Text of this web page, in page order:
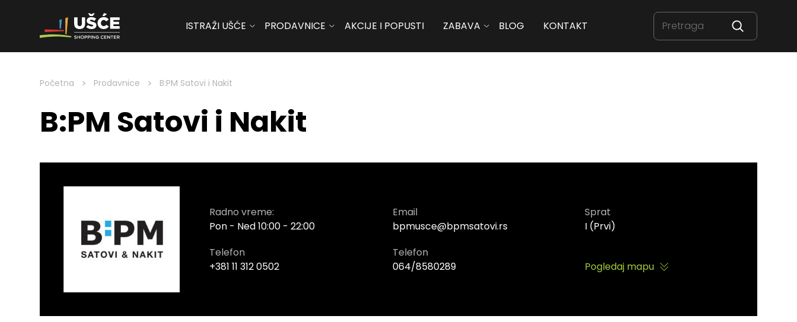
Skip to content
ISTRAŽI UŠĆE PRODAVNICE AKCIJE I POPUSTI ZABAVA BLOG KONTAKT
Početna > Prodavnice > B:PM Satovi i Nakit
B:PM Satovi i Nakit
Radno vreme:
Pon - Ned 10:00 - 22:00
Email
bpmusce@bpmsatovi.rs
Sprat
I (Prvi)
Telefon
+381 11 312 0502
Telefon
064/8580289
Pogledaj mapu